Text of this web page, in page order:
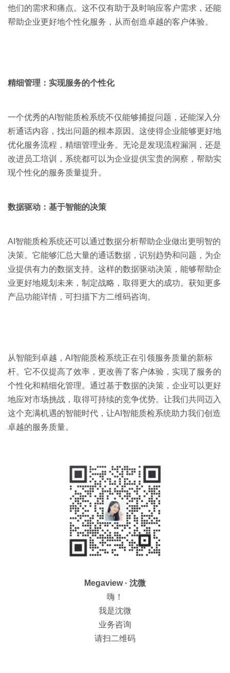
他们的需求和痛点。这不仅有助于及时响应客户需求，还能
帮助企业更好地个性化服务，从而创造卓越的客户体验。
精细管理：实现服务的个性化
一个优秀的AI智能质检系统不仅能够捕捉问题，还能深入分
析通话内容，找出问题的根本原因。这使得企业能够更好地
优化服务流程，精细管理业务。无论是发现流程漏洞，还是
改进员工培训，系统都可以为企业提供宝贵的洞察，帮助实
现个性化的服务质量提升。
数据驱动：基于智能的决策
AI智能质检系统还可以通过数据分析帮助企业做出更明智的
决策。它能够汇总大量的通话数据，识别趋势和问题，为企
业提供有力的数据支持。这样的数据驱动决策，能够帮助企
业更好地规划未来，制定战略，取得更大的成功。获知更多
产品功能详情，可扫描下方二维码咨询。
从智能到卓越，AI智能质检系统正在引领服务质量的新标
杆。它不仅提高了效率，更改善了客户体验，实现了服务的
个性化和精细化管理。通过基于数据的决策，企业可以更好
地应对市场挑战，取得可持续的竞争优势。让我们共同迈入
这个充满机遇的智能时代，让AI智能质检系统助力我们创造
卓越的服务质量。
Megaview · 沈微
嗨！
我是沈微
业务咨询
请扫二维码